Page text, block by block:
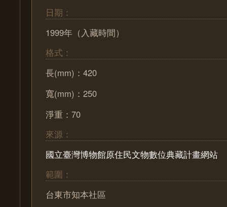
日期：
1999年（入藏時間）
格式：
長(mm)：420
寬(mm)：250
淨重：70
來源：
國立臺灣博物館原住民文物數位典藏計畫網站
範圍：
台東市知本社區